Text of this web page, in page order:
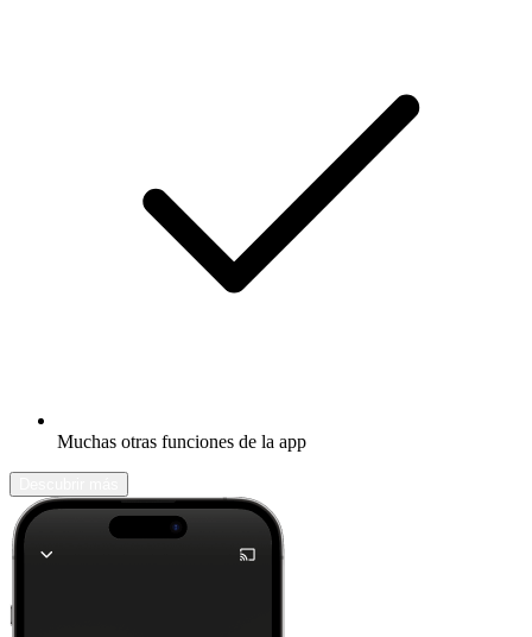
Muchas otras funciones de la app